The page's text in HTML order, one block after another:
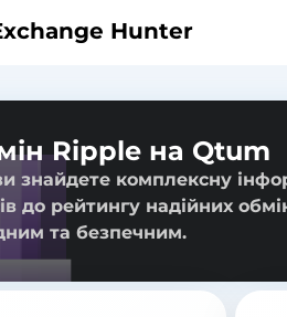
Hunter
Ripple на Qtum
знайдете комплексну
до рейтингу надійних
та безпечним.